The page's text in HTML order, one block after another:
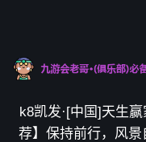
k8凯发·[中国]天生
荐】保持前行，风